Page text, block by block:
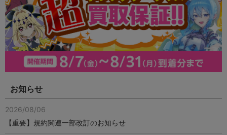
お知らせ
2026/08/06
【重要】規約関連一部改訂のお知らせ